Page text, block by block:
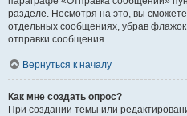
разделе. Несмотря на это, вы
отдельных сообщениях, убрав флажок
отправки сообщения.
Вернуться к началу
Как мне создать опрос?
При создании темы или